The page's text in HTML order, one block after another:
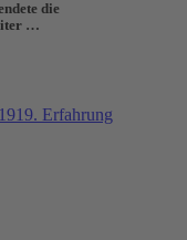
die
…